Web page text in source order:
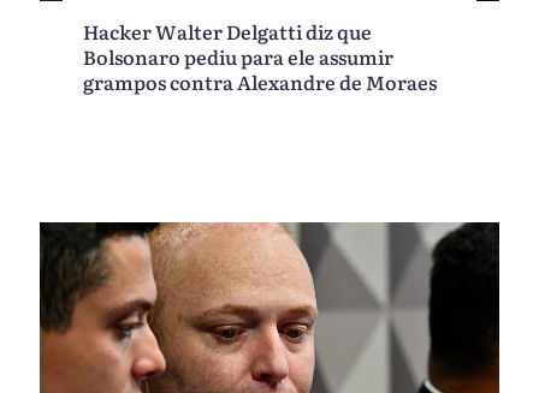
Hacker Walter Delgatti diz que
Bolsonaro pediu para ele assumir
grampos contra Alexandre de Moraes